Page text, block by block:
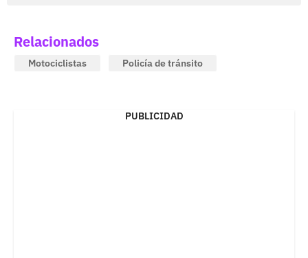
Relacionados
Motociclistas Policía de tránsito
PUBLICIDAD